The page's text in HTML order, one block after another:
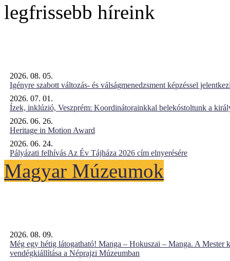
legfrissebb híreink
2026. 08. 05.
Igényre szabott változás- és válságmenedzsment képzéssel
2026. 07. 01.
Ízek, inklúzió, Veszprém: Koordinátorainkkal belekóstoltunk a
2026. 06. 26.
Heritage in Motion Award
2026. 06. 24.
Pályázati felhívás Az Év Tájháza 2026 cím elnyerésére
Magyar Múzeumok
2026. 08. 09.
Még egy hétig látogatható! Manga – Hokuszai – Manga. A Mester
vendégkiállítása a Néprajzi Múzeumban